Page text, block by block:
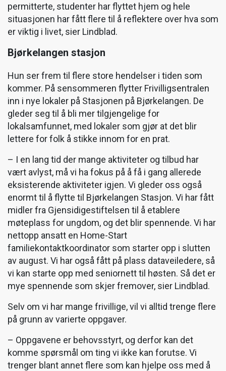
permitterte, studenter har flyttet hjem og hele
situasjonen har fått flere til å reflektere over hva som
er viktig i livet, sier Lindblad.
Bjørkelangen stasjon
Hun ser frem til flere store hendelser i tiden som
kommer. På sensommeren flytter Frivilligsentralen
inn i nye lokaler på Stasjonen på Bjørkelangen. De
gleder seg til å bli mer tilgjengelige for
lokalsamfunnet, med lokaler som gjør at det blir
lettere for folk å stikke innom for en prat.
– I en lang tid der mange aktiviteter og tilbud har
vært avlyst, må vi ha fokus på å få i gang allerede
eksisterende aktiviteter igjen. Vi gleder oss også
enormt til å flytte til Bjørkelangen Stasjon. Vi har fått
midler fra Gjensidigestiftelsen til å etablere
møteplass for ungdom, og det blir spennende. Vi har
nettopp ansatt en Home-Start
familiekontaktkoordinator som starter opp i slutten
av august. Vi har også fått på plass dataveiledere, så
vi kan starte opp med seniornett til høsten. Så det er
mye spennende som skjer fremover, sier Lindblad.
Selv om vi har mange frivillige, vil vi alltid trenge flere
på grunn av varierte oppgaver.
– Oppgavene er behovsstyrt, og derfor kan det
komme spørsmål om ting vi ikke kan forutse. Vi
trenger blant annet flere som kan hjelpe oss med å